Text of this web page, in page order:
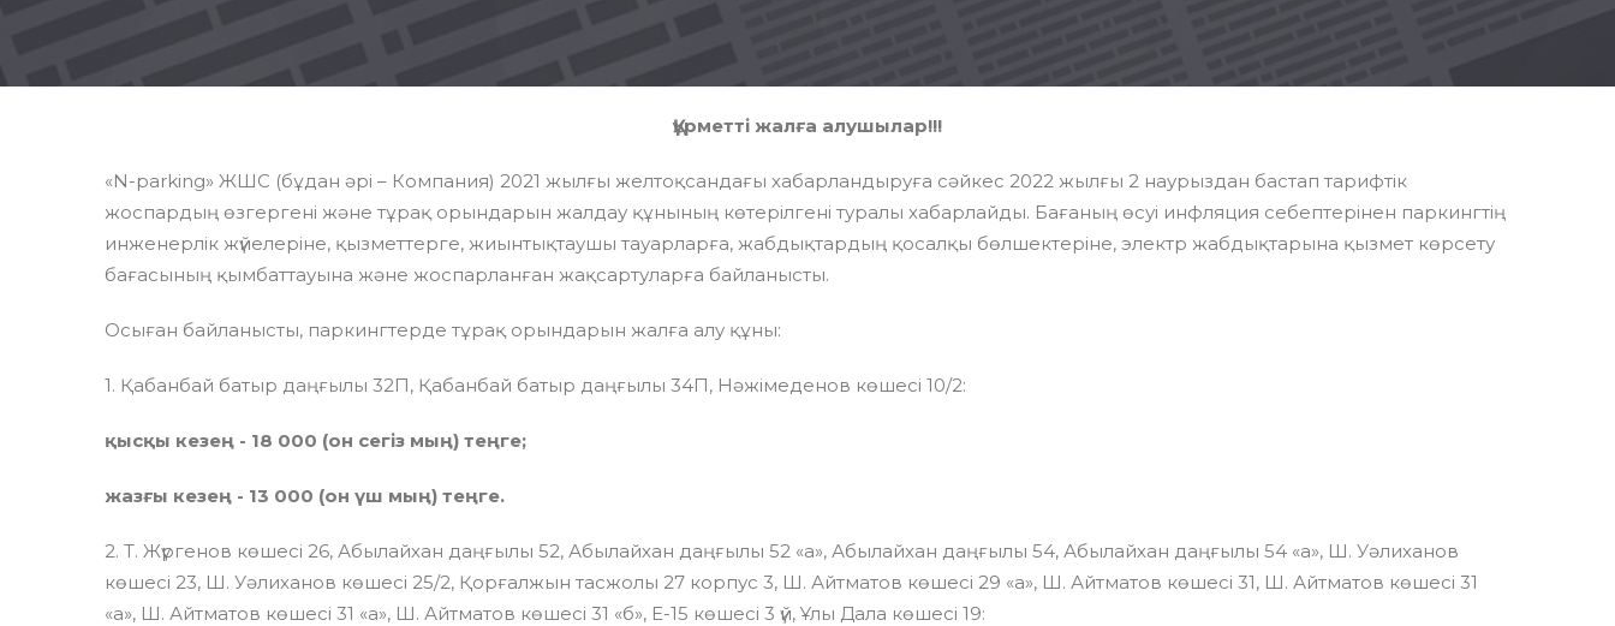
Құрметті жалға алушылар!!!
«N-parking» ЖШС (бұдан әрі – Компания) 2021 жылғы желтоқсандағы хабарландыруға сәйкес 2022 жылғы 2 наурыздан бастап тарифтік
жоспардың өзгергені және тұрақ орындарын жалдау құнының көтерілгені туралы хабарлайды. Бағаның өсуі инфляция себептерінен паркингтің
инженерлік жүйелеріне, қызметтерге, жиынтықтаушы тауарларға, жабдықтардың қосалқы бөлшектеріне, электр жабдықтарына қызмет көрсету
бағасының қымбаттауына және жоспарланған жақсартуларға байланысты.
Осыған байланысты, паркингтерде тұрақ орындарын жалға алу құны:
1. Қабанбай батыр даңғылы 32П, Қабанбай батыр даңғылы 34П, Нәжімеденов көшесі 10/2:
қысқы кезең - 18 000 (он сегіз мың) теңге;
жазғы кезең - 13 000 (он үш мың) теңге.
2. Т. Жүргенов көшесі 26, Абылайхан даңғылы 52, Абылайхан даңғылы 52 «а», Абылайхан даңғылы 54, Абылайхан даңғылы 54 «а», Ш. Уәлиханов
көшесі 23, Ш. Уәлиханов көшесі 25/2, Қорғалжын тасжолы 27 корпус 3, Ш. Айтматов көшесі 29 «а», Ш. Айтматов көшесі 31, Ш. Айтматов көшесі 31
«а», Ш. Айтматов көшесі 31 «а», Ш. Айтматов көшесі 31 «б», Е-15 көшесі 3 үй, Ұлы Дала көшесі 19: